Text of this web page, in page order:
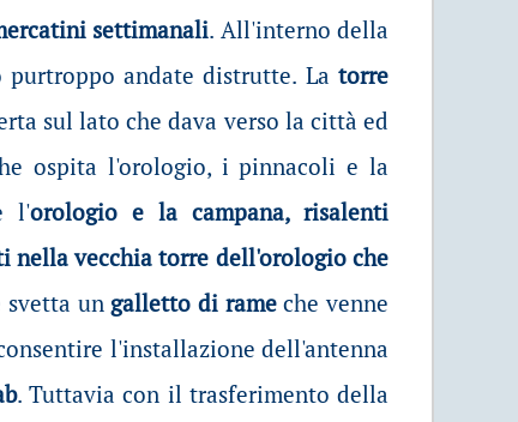
settimanali. All'interno della
andate distrutte. La torre
sul lato che dava verso la città ed
ospita l'orologio, i pinnacoli e la
l'orologio e la campana, risalenti
nella vecchia torre dell'orologio che
svetta un galletto di rameche venne
l'installazione dell'antenna
. Tuttavia con il trasferimento della